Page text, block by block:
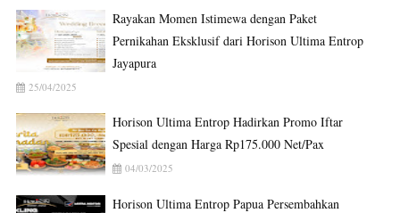
Rayakan Momen Istimewa dengan Paket
Pernikahan Eksklusif dari Horison Ultima Entrop
Jayapura
25/04/2025
Horison Ultima Entrop Hadirkan Promo Iftar
Spesial dengan Harga Rp175.000 Net/Pax
04/03/2025
Horison Ultima Entrop Papua Persembahkan